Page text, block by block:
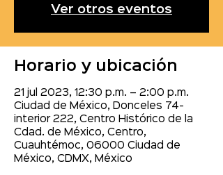
Ver otros eventos
Horario y ubicación
21 jul 2023, 12:30 p.m. – 2:00 p.m.
Ciudad de México, Donceles 74-
interior 222, Centro Histórico de la
Cdad. de México, Centro,
Cuauhtémoc, 06000 Ciudad de
México, CDMX, México